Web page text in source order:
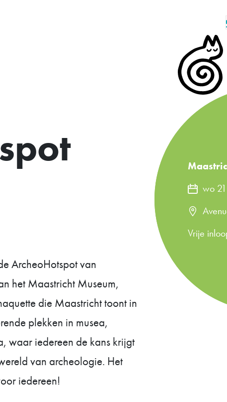
ArcheoHotspot van
het Maastricht Museum,
die Maastricht toont in
plekken in musea,
waar iedereen de kans krijgt
van archeologie. Het
iedereen!
wo
Vrije